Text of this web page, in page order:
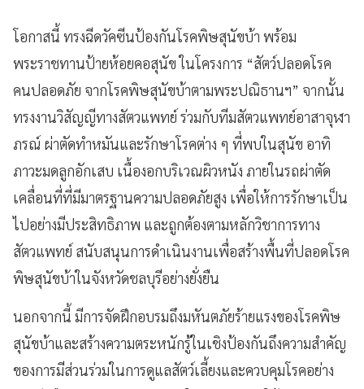
โอกาสนี้ ทรงฉีดวัคซีนป้องกันโรคพิษสุนัขบ้า พร้อม
พระราชทานป้ายห้อยคอสุนัข ในโครงการ “สัตว์ปลอดโรค
คนปลอดภัย จากโรคพิษสุนัขบ้าตามพระปณิธานฯ” จากนั้น
ทรงงานวิสัญญีทางสัตวแพทย์ ร่วมกับทีมสัตวแพทย์อาสาจุฬา
ภรณ์ ผ่าตัดทำหมันและรักษาโรคต่าง ๆ ที่พบในสุนัข อาทิ
ภาวะมดลูกอักเสบ เนื้องอกบริเวณผิวหนัง ภายในรถผ่าตัด
เคลื่อนที่ที่มีมาตรฐานความปลอดภัยสูง เพื่อให้การรักษาเป็น
ไปอย่างมีประสิทธิภาพ และถูกต้องตามหลักวิชาการทาง
สัตวแพทย์ สนับสนุนการดำเนินงานเพื่อสร้างพื้นที่ปลอดโรค
พิษสุนัขบ้าในจังหวัดชลบุรีอย่างยั่งยืน
นอกจากนี้ มีการจัดฝึกอบรมถึงมหันตภัยร้ายแรงของโรคพิษ
สุนัขบ้าและสร้างความตระหนักรู้ในเชิงป้องกันถึงความสำคัญ
ของการมีส่วนร่วมในการดูแลสัตว์เลี้ยงและควบคุมโรคอย่าง